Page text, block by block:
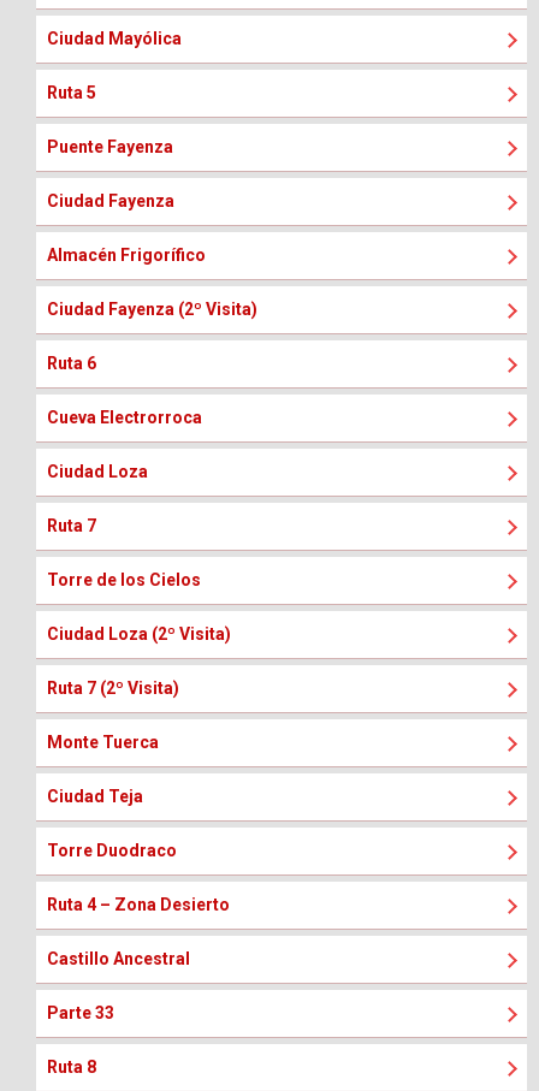
Ciudad Mayólica
Ruta 5
Puente Fayenza
Ciudad Fayenza
Almacén Frigorífico
Ciudad Fayenza (2º Visita)
Ruta 6
Cueva Electrorroca
Ciudad Loza
Ruta 7
Torre de los Cielos
Ciudad Loza (2º Visita)
Ruta 7 (2º Visita)
Monte Tuerca
Ciudad Teja
Torre Duodraco
Ruta 4 – Zona Desierto
Castillo Ancestral
Parte 33
Ruta 8